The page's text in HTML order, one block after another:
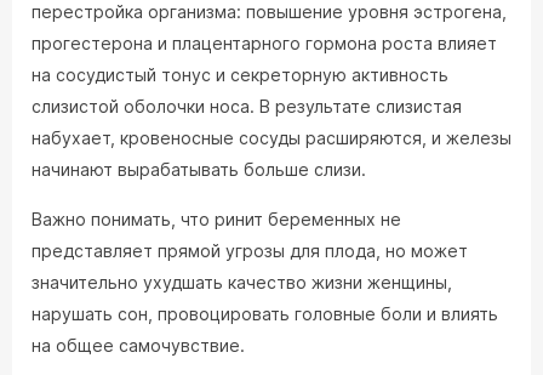
перестройка организма: повышение уровня эстрогена,
прогестерона и плацентарного гормона роста влияет
на сосудистый тонус и секреторную активность
слизистой оболочки носа. В результате слизистая
набухает, кровеносные сосуды расширяются, и железы
начинают вырабатывать больше слизи.
Важно понимать, что ринит беременных не
представляет прямой угрозы для плода, но может
значительно ухудшать качество жизни женщины,
нарушать сон, провоцировать головные боли и влиять
на общее самочувствие.